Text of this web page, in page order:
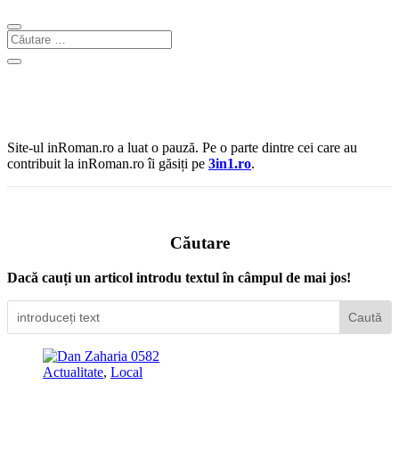
Site-ul inRoman.ro a luat o pauză. Pe o parte dintre cei care au
contribuit la inRoman.ro îi găsiți pe 3in1.ro.
Căutare
Dacă cauți un articol introdu textul în câmpul de mai jos!
Actualitate, Local